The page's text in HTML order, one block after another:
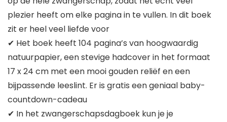
plezier heeft om elke pagina in te vullen. In dit boek
zit er heel veel liefde voor
✔ Het boek heeft 104 pagina’s van hoogwaardig
natuurpapier, een stevige hadcover in het formaat
17 x 24 cm met een mooi gouden reliëf en een
bijpassende leeslint. Er is gratis een geniaal baby-
countdown-cadeau
✔ In het zwangerschapsdagboek kun je je